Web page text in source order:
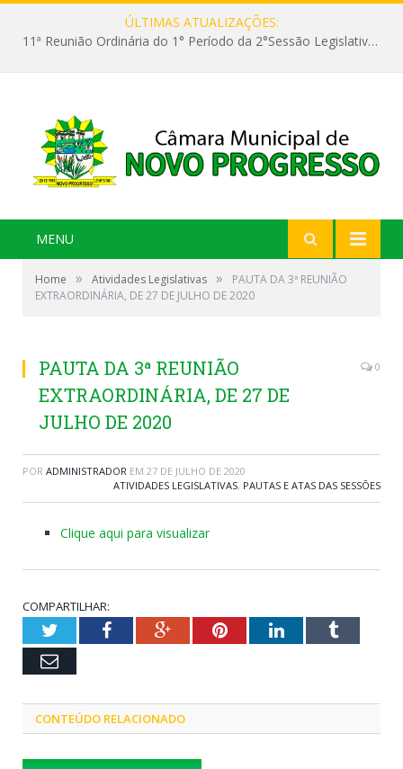
ÚLTIMAS ATUALIZAÇÕES:
11ª Reunião Ordinária do 1° Período da 2°Sessão Legislativa da 9ª Legislatura do Poder Legislativo
MENU
Home » Atividades Legislativas »
PAUTA DA 3ª REUNIÃO
EXTRAORDINÁRIA, DE 27 DE JULHO DE 2020
PAUTA DA 3ª REUNIÃO
EXTRAORDINÁRIA, DE 27 DE
JULHO DE 2020
0
POR ADMINISTRADOR EM 27 DE JULHO DE 2020
ATIVIDADES LEGISLATIVAS, PAUTAS E ATAS DAS SESSÕES
Clique aqui para visualizar
COMPARTILHAR:
TwitterFacebookGoogle+PinterestLinkedInTumblr
Email
CONTEÚDO RELACIONADO